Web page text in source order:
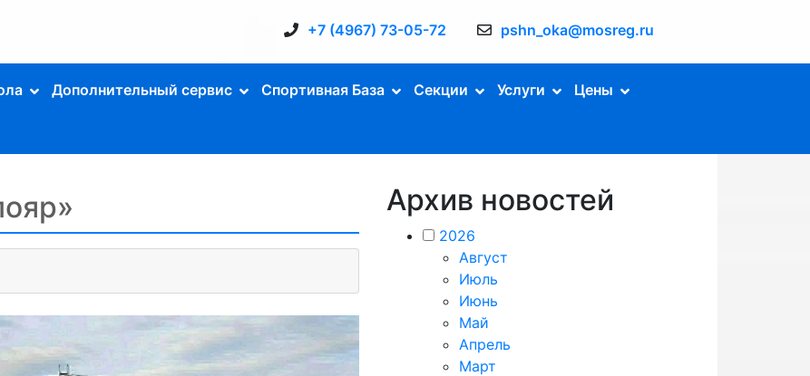
+7 (4967) 73-05-72 pshn_oka@mosreg.ru
Дополнительный сервис Спортивная База Секции Услуги Цены
Архив новостей
2026
Август
Июль
Июнь
Май
Апрель
Март